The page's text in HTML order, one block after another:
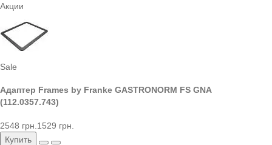
Акции
Sale
Адаптер Frames by Franke GASTRONORM FS GNA
(112.0357.743)
2548 грн. 1529 грн.
Купить